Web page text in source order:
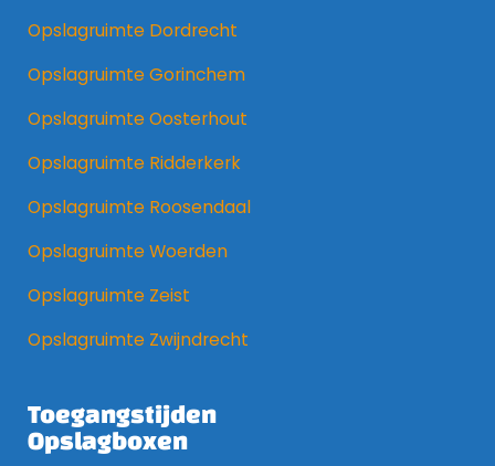
Opslagruimte Dordrecht
Opslagruimte Gorinchem
Opslagruimte Oosterhout
Opslagruimte Ridderkerk
Opslagruimte Roosendaal
Opslagruimte Woerden
Opslagruimte Zeist
Opslagruimte Zwijndrecht
Toegangstijden
Opslagboxen